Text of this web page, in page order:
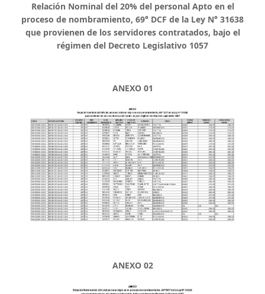
Relación Nominal del 20% del personal Apto en el
proceso de nombramiento, 69° DCF de la Ley N° 31638
que provienen de los servidores contratados, bajo el
régimen del Decreto Legislativo 1057
ANEXO 01
ANEXO 02